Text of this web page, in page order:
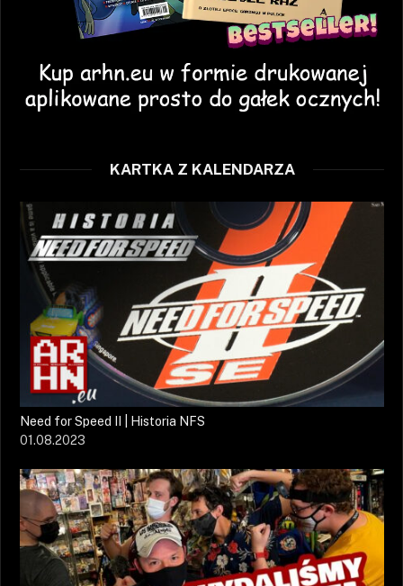
KARTKA Z KALENDARZA
Need for Speed II | Historia NFS
01.08.2023